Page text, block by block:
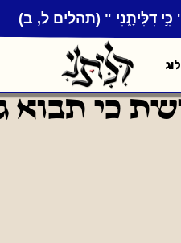
דִלִּיתָ֑נִי " (תהלים ל, ב)
תבוא